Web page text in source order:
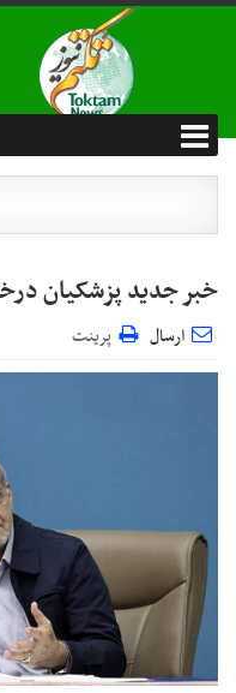
خبر جدید پزشکیان
ارسال پرینت